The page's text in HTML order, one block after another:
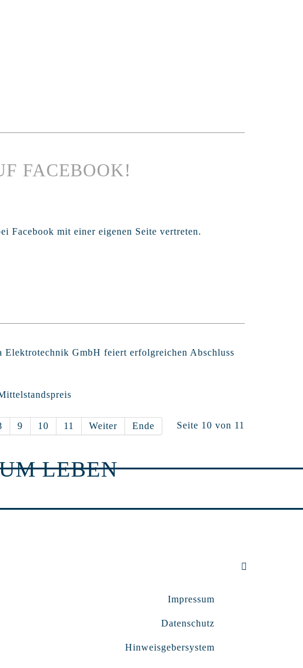
FACEBOOK!
Facebook mit einer eigenen Seite vertreten.
Elektrotechnik GmbH feiert erfolgreichen Abschluss
Seite 10 von 11
9 10 11 Weiter Ende
LEBEN
Impressum
Datenschutz
Hinweisgebersystem